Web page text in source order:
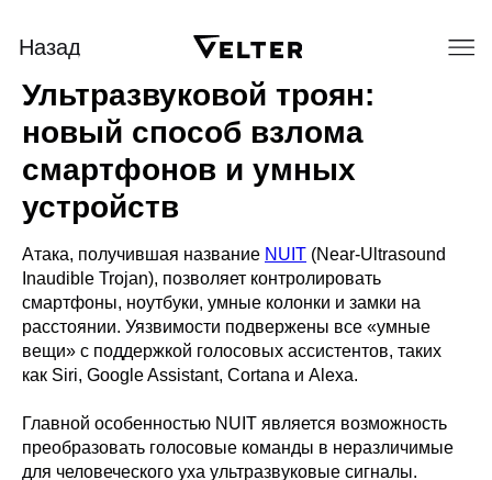
Ультразвуковой троян:
новый способ взлома
смартфонов и умных
устройств
Атака, получившая название NUIT (Near-Ultrasound
Inaudible Trojan), позволяет контролировать
смартфоны, ноутбуки, умные колонки и замки на
расстоянии. Уязвимости подвержены все «умные
вещи» с поддержкой голосовых ассистентов, таких
как Siri, Google Assistant, Cortana и Alexa.
Главной особенностью NUIT является возможность
преобразовать голосовые команды в неразличимые
для человеческого уха ультразвуковые сигналы.